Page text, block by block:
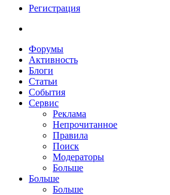
Регистрация
Форумы
Активность
Блоги
Статьи
События
Сервис
Реклама
Непрочитанное
Правила
Поиск
Модераторы
Больше
Больше
Больше